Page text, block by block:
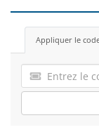
Appliquer le